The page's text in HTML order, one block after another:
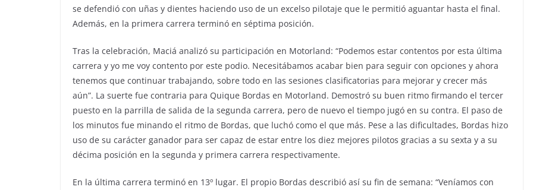
se defendió con uñas y dientes haciendo uso de un excelso pilotaje que le permitió aguantar hasta el final.
Además, en la primera carrera terminó en séptima posición.
Tras la celebración, Maciá analizó su participación en Motorland: “Podemos estar contentos por esta última
carrera y yo me voy contento por este podio. Necesitábamos acabar bien para seguir con opciones y ahora
tenemos que continuar trabajando, sobre todo en las sesiones clasificatorias para mejorar y crecer más
aún”. La suerte fue contraria para Quique Bordas en Motorland. Demostró su buen ritmo firmando el tercer
puesto en la parrilla de salida de la segunda carrera, pero de nuevo el tiempo jugó en su contra. El paso de
los minutos fue minando el ritmo de Bordas, que luchó como el que más. Pese a las dificultades, Bordas hizo
uso de su carácter ganador para ser capaz de estar entre los diez mejores pilotos gracias a su sexta y a su
décima posición en la segunda y primera carrera respectivamente.
En la última carrera terminó en 13º lugar. El propio Bordas describió así su fin de semana: “Veníamos con